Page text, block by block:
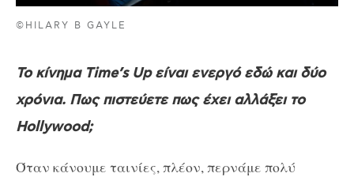
©HILARY B GAYLE
Το κίνημα Time’s Up είναι ενεργό εδώ και δύο
χρόνια. Πως πιστεύετε πως έχει αλλάξει το
Hollywood;
Όταν κάνουμε ταινίες, πλέον, περνάμε πολύ